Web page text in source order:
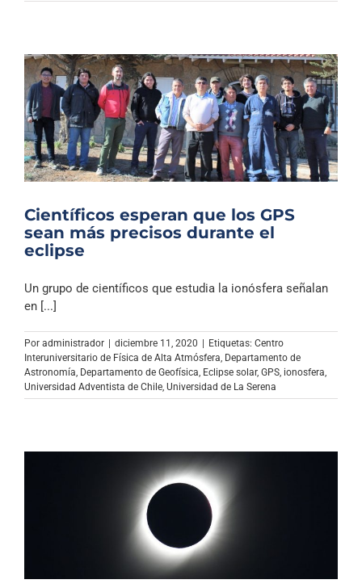
Científicos esperan que los GPS
sean más precisos durante el
eclipse
Un grupo de científicos que estudia la ionósfera señalan
en [...]
Por administrador | diciembre 11, 2020 | Etiquetas: Centro
Interuniversitario de Física de Alta Atmósfera, Departamento de
Astronomía, Departamento de Geofísica, Eclipse solar, GPS, ionosfera,
Universidad Adventista de Chile, Universidad de La Serena